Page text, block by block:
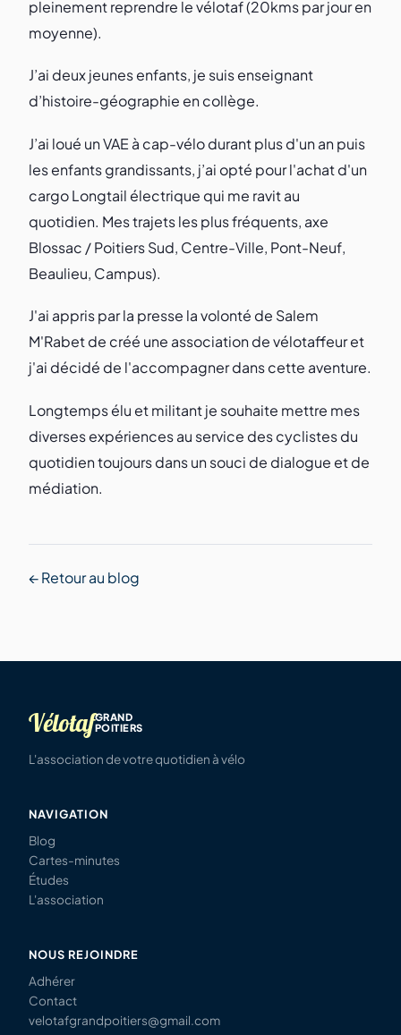
pleinement reprendre le vélotaf (20kms par jour en
moyenne).
J’ai deux jeunes enfants, je suis enseignant
d’histoire-géographie en collège.
J’ai loué un VAE à cap-vélo durant plus d'un an puis
les enfants grandissants, j’ai opté pour l'achat d'un
cargo Longtail électrique qui me ravit au
quotidien. Mes trajets les plus fréquents, axe
Blossac / Poitiers Sud, Centre-Ville, Pont-Neuf,
Beaulieu, Campus).
J'ai appris par la presse la volonté de Salem
M'Rabet de créé une association de vélotaffeur et
j'ai décidé de l'accompagner dans cette aventure.
Longtemps élu et militant je souhaite mettre mes
diverses expériences au service des cyclistes du
quotidien toujours dans un souci de dialogue et de
médiation.
← Retour au blog
VélotafGRAND
POITIERS
L'association de votre quotidien à vélo
NAVIGATION
Blog
Cartes-minutes
Études
L'association
NOUS REJOINDRE
Adhérer
Contact
velotafgrandpoitiers@gmail.com